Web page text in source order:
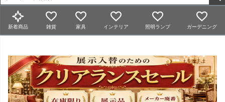
新着商品 雑貨 家具 インテリア 照明ランプ ガーデニング